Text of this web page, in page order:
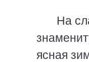
На
ясная